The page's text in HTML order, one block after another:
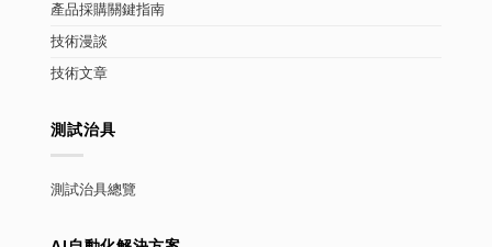
產品採購關鍵指南
技術漫談
技術文章
測試治具
測試治具總覽